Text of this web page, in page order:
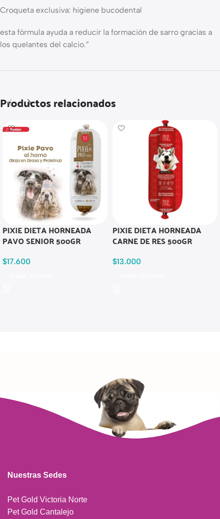
Croqueta exclusiva: higiene bucodental
esta fórmula ayuda a reducir la formación de sarro gracias a
los quelantes del calcio.”
Productos relacionados
PIXIE DIETA HORNEADA
PAVO SENIOR 500GR
$17.600
PIXIE DIETA HORNEADA
CARNE DE RES 500GR
$13.000
Nuestras Sedes
Pet Gold Victoria Norte
Pet Gold Cantalejo